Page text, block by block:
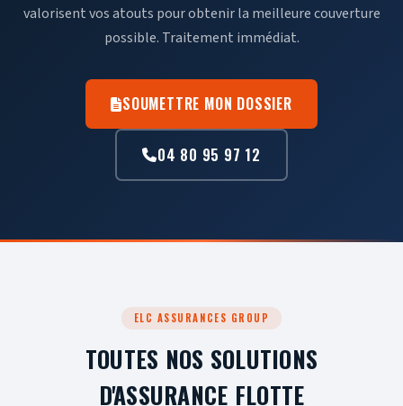
valorisent vos atouts pour obtenir la meilleure couverture
possible. Traitement immédiat.
SOUMETTRE MON DOSSIER
04 80 95 97 12
ELC ASSURANCES GROUP
TOUTES NOS SOLUTIONS
D'ASSURANCE FLOTTE